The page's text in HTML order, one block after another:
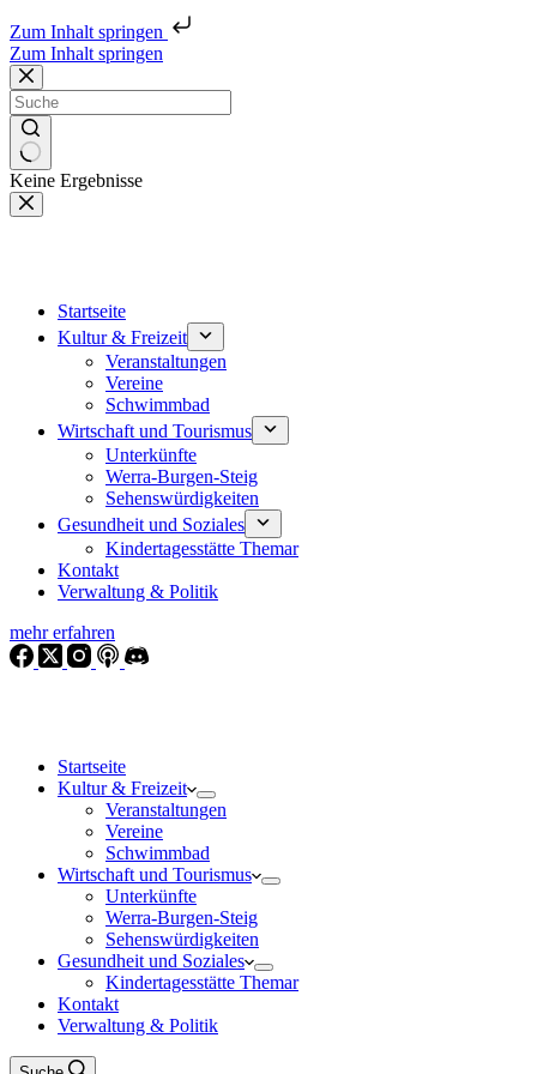
Zum Inhalt springen
Zum Inhalt springen
Keine Ergebnisse
Startseite
Kultur & Freizeit
Veranstaltungen
Vereine
Schwimmbad
Wirtschaft und Tourismus
Unterkünfte
Werra-Burgen-Steig
Sehenswürdigkeiten
Gesundheit und Soziales
Kindertagesstätte Themar
Kontakt
Verwaltung & Politik
mehr erfahren
Startseite
Kultur & Freizeit
Veranstaltungen
Vereine
Schwimmbad
Wirtschaft und Tourismus
Unterkünfte
Werra-Burgen-Steig
Sehenswürdigkeiten
Gesundheit und Soziales
Kindertagesstätte Themar
Kontakt
Verwaltung & Politik